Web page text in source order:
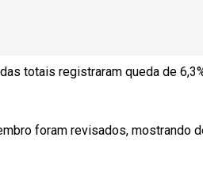
totais registraram queda de
foram revisados, mostrando